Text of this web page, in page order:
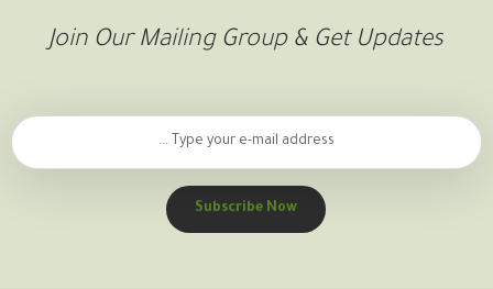
Join Our Mailing Group & Get Updates
Subscribe Now